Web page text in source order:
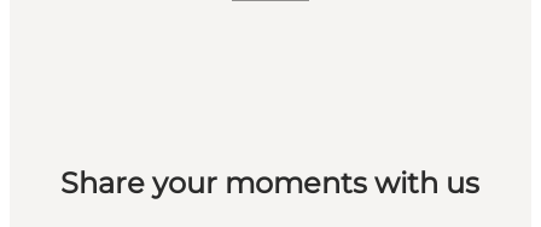
Share your moments with us